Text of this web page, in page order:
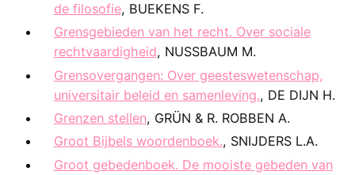
de filosofie, BUEKENS F.
Grensgebieden van het recht. Over sociale
rechtvaardigheid, NUSSBAUM M.
Grensovergangen: Over geesteswetenschap,
universitair beleid en samenleving., DE DIJN H.
Grenzen stellen, GRÜN & R. ROBBEN A.
Groot Bijbels woordenboek., SNIJDERS L.A.
Groot gebedenboek. De mooiste gebeden van